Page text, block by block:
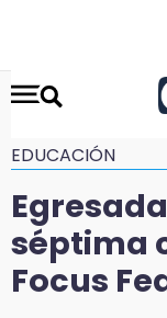
EDUCACIÓN
séptima
Focus